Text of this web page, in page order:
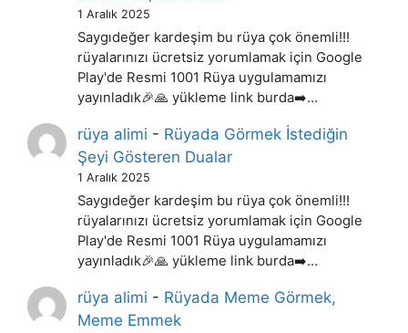
1 Aralık 2025
Saygıdeğer kardeşim bu rüya çok önemli!!!
rüyalarınızı ücretsiz yorumlamak için Google
Play'de Resmi 1001 Rüya uygulamamızı
yayınladık🎉🙏 yükleme link burda➡️…
rüya alimi - Rüyada Görmek İstediğin
Şeyi Gösteren Dualar
1 Aralık 2025
Saygıdeğer kardeşim bu rüya çok önemli!!!
rüyalarınızı ücretsiz yorumlamak için Google
Play'de Resmi 1001 Rüya uygulamamızı
yayınladık🎉🙏 yükleme link burda➡️…
rüya alimi - Rüyada Meme Görmek,
Meme Emmek